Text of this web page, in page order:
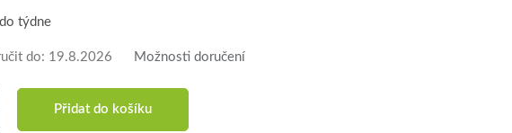
týdne
do: 19.8.2026 Možnosti doručení
Přidat do košíku